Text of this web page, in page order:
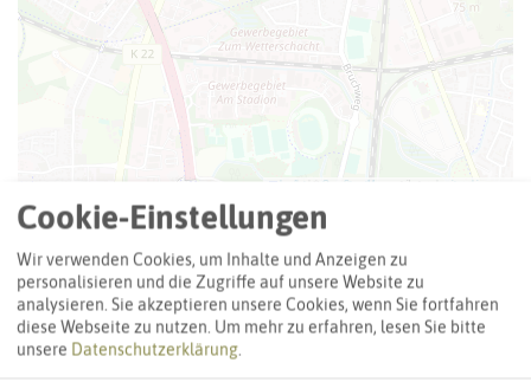
Leaflet OpenStreetMap contributors | weitere Lizenzen
Adresse:
Prosper-Hospital Recklinghausen
Mühlenstraße 27
45657 Recklinghausen
Cookie-Einstellungen
Wir verwenden Cookies, um Inhalte und Anzeigen zu
personalisieren und die Zugriffe auf unsere Website zu
analysieren. Sie akzeptieren unsere Cookies, wenn Sie fortfahren
diese Webseite zu nutzen. Um mehr zu erfahren, lesen Sie bitte
unsere Datenschutzerklärung.